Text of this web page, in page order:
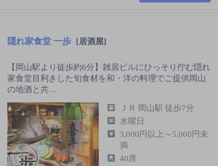
隠れ家食堂 一歩 [居酒屋]
【岡山駅より徒歩約6分】雑居ビルにひっそり佇む隠れ
家食堂目利きした旬食材を和・洋の料理でご提供岡山
の地酒と共…
ＪＲ 岡山駅 徒歩7分
水曜日
3,000円以上～5,000円未
満
40席